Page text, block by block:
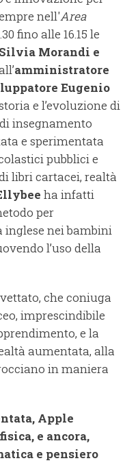
nell'Area
fino alle 16.15 le
Morandi e
amministratore
Eugenio
e l’evoluzione di
insegnamento
e sperimentata
pubblici e
libri cartacei, realtà
ha infatti
per
inglese nei bambini
l’uso della
che coniuga
imprescindibile
e la
aumentata, alla
in maniera
Apple
e ancora,
e pensiero